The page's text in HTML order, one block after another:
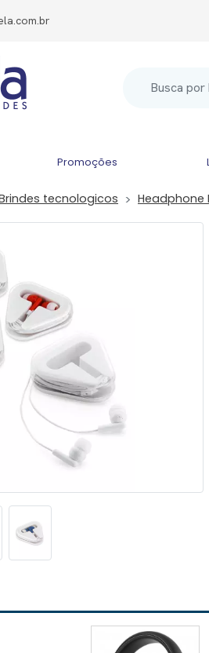
Promoções
tecnologicos Headphone